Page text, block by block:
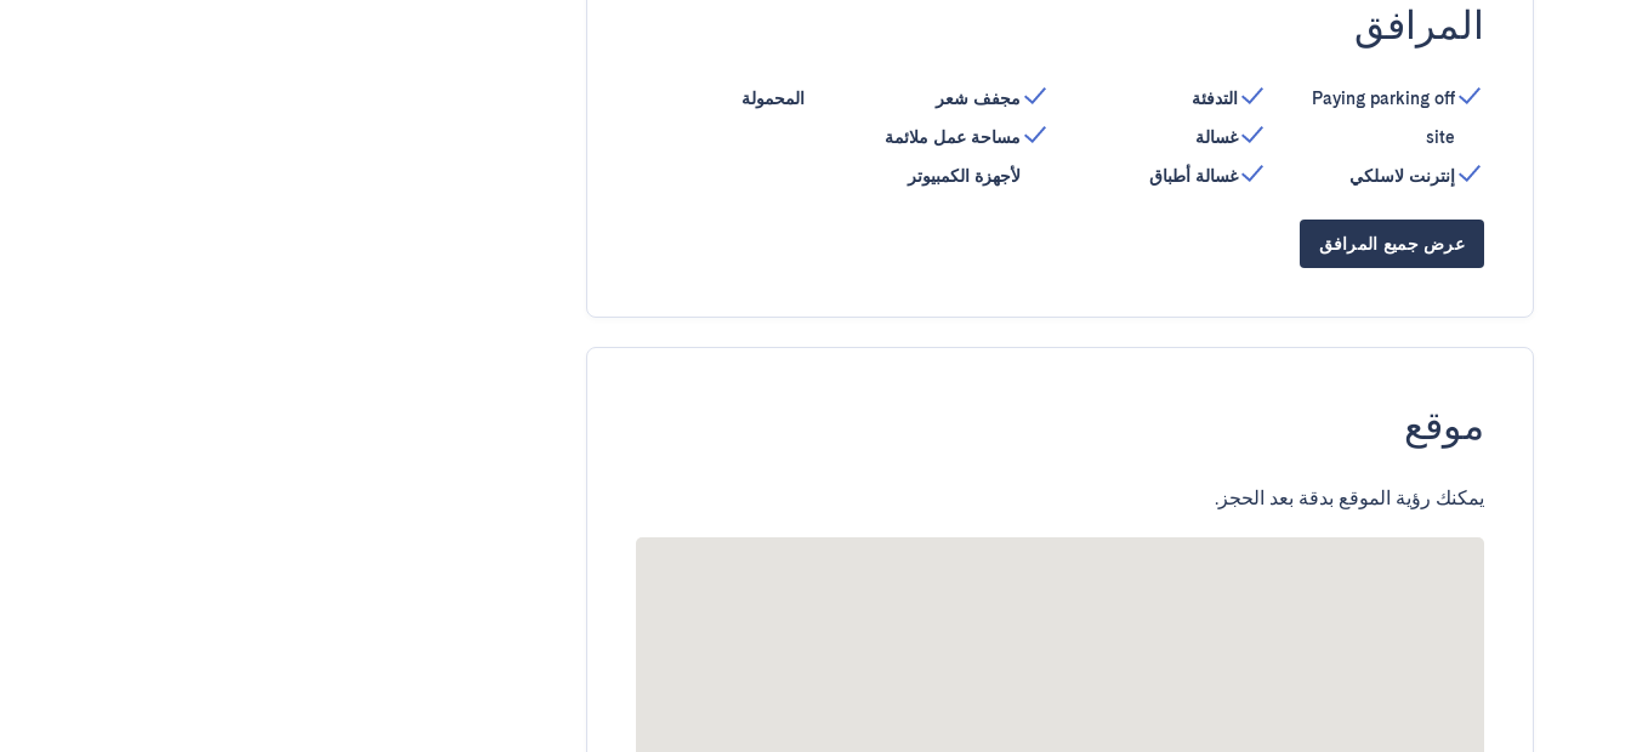
المرافق
Paying parking off
site
إنترنت لاسلكي
التدفئة
غسالة
غسالة أطباق
مجفف شعر
مساحة عمل ملائمة
لأجهزة الكمبيوتر
المحمولة
عرض جميع المرافق
موقع
يمكنك رؤية الموقع بدقة بعد الحجز.